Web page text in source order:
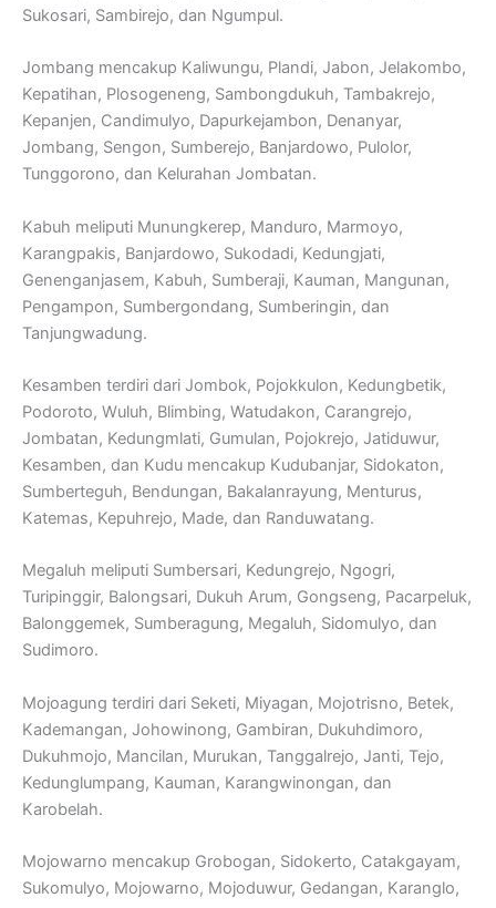
Sukosari, Sambirejo, dan Ngumpul.
Jombang mencakup Kaliwungu, Plandi, Jabon, Jelakombo,
Kepatihan, Plosogeneng, Sambongdukuh, Tambakrejo,
Kepanjen, Candimulyo, Dapurkejambon, Denanyar,
Jombang, Sengon, Sumberejo, Banjardowo, Pulolor,
Tunggorono, dan Kelurahan Jombatan.
Kabuh meliputi Munungkerep, Manduro, Marmoyo,
Karangpakis, Banjardowo, Sukodadi, Kedungjati,
Genenganjasem, Kabuh, Sumberaji, Kauman, Mangunan,
Pengampon, Sumbergondang, Sumberingin, dan
Tanjungwadung.
Kesamben terdiri dari Jombok, Pojokkulon, Kedungbetik,
Podoroto, Wuluh, Blimbing, Watudakon, Carangrejo,
Jombatan, Kedungmlati, Gumulan, Pojokrejo, Jatiduwur,
Kesamben, dan Kudu mencakup Kudubanjar, Sidokaton,
Sumberteguh, Bendungan, Bakalanrayung, Menturus,
Katemas, Kepuhrejo, Made, dan Randuwatang.
Megaluh meliputi Sumbersari, Kedungrejo, Ngogri,
Turipinggir, Balongsari, Dukuh Arum, Gongseng, Pacarpeluk,
Balonggemek, Sumberagung, Megaluh, Sidomulyo, dan
Sudimoro.
Mojoagung terdiri dari Seketi, Miyagan, Mojotrisno, Betek,
Kademangan, Johowinong, Gambiran, Dukuhdimoro,
Dukuhmojo, Mancilan, Murukan, Tanggalrejo, Janti, Tejo,
Kedunglumpang, Kauman, Karangwinongan, dan
Karobelah.
Mojowarno mencakup Grobogan, Sidokerto, Catakgayam,
Sukomulyo, Mojowarno, Mojoduwur, Gedangan, Karanglo,